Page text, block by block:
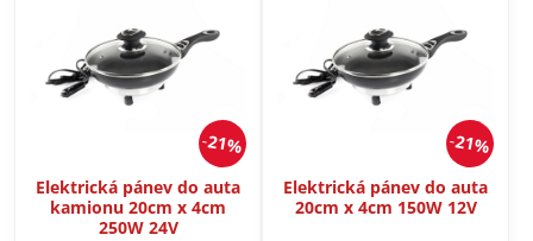
21%
Elektrická pánev do auta
kamionu 20cm x 4cm
250W 24V
21%
Elektrická pánev do auta
20cm x 4cm 150W 12V